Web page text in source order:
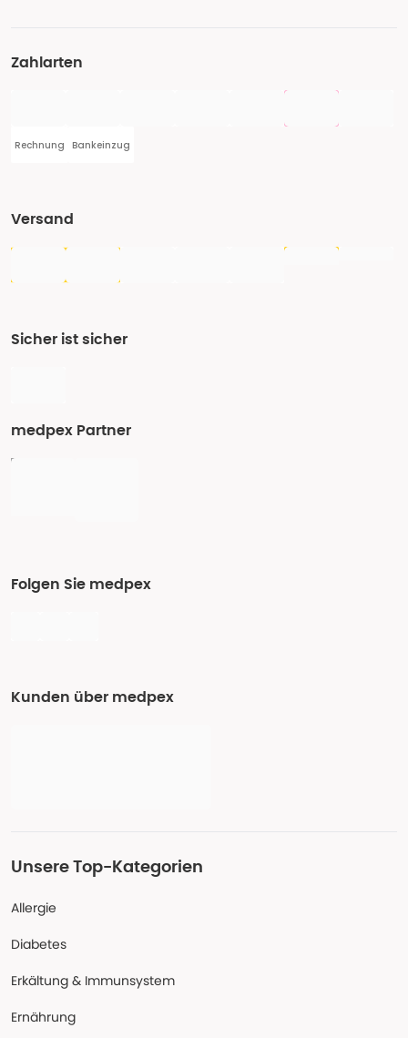
Zahlarten
Rechnung Bankeinzug
Versand
Sicher ist sicher
medpex Partner
Folgen Sie medpex
Kunden über medpex
Unsere Top-Kategorien
Allergie
Diabetes
Erkältung & Immunsystem
Ernährung